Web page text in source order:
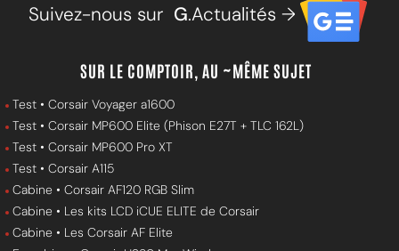
Suivez-nous sur G.Actualités →
SUR LE COMPTOIR, AU ~MÊME SUJET
Test • Corsair Voyager a1600
Test • Corsair MP600 Elite (Phison E27T + TLC 162L)
Test • Corsair MP600 Pro XT
Test • Corsair A115
Cabine • Corsair AF120 RGB Slim
Cabine • Les kits LCD iCUE ELITE de Corsair
Cabine • Les Corsair AF Elite